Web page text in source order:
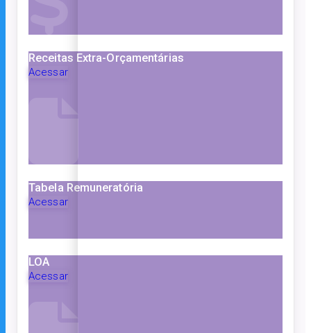
Receitas Extra-Orçamentárias
Acessar
Tabela Remuneratória
Acessar
LOA
Acessar